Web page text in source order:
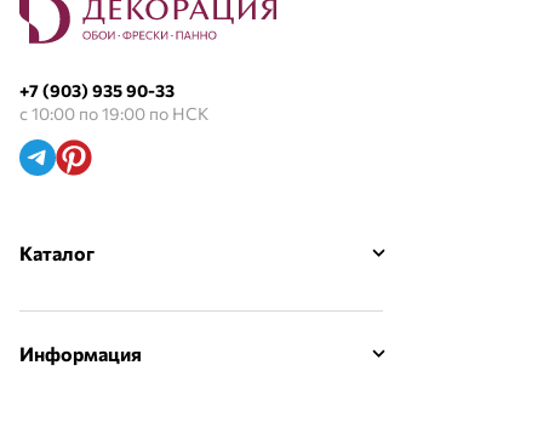
+7 (903) 935 90-33
с 10:00 по 19:00 по НСК
Каталог
Информация